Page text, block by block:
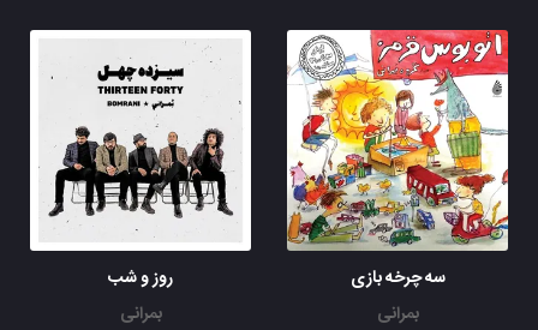
سه چرخه بازی
بمرانی
روز و شب
بمرانی